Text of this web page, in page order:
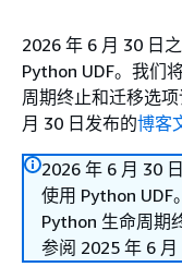
2026 年 6 月 30 日
Python UDF。我们
周期终止和迁移选
月 30 日发布的博客
2026 年 6 月 30
使用 Python UDF
Python 生命周期
参阅 2025 年 6